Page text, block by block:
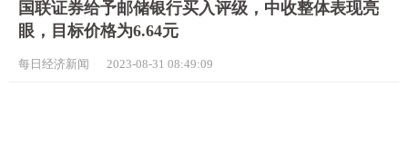
国联证券给予邮储银行买入评级，中收整体表现亮
眼，目标价格为6.64元
每日经济新闻 2023-08-31 08:49:09